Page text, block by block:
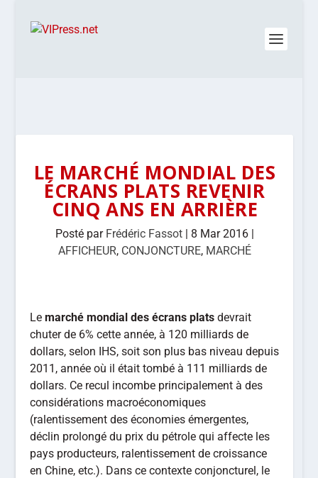
LE MARCHÉ MONDIAL DES
ÉCRANS PLATS REVENIR
CINQ ANS EN ARRIÈRE
Posté par Frédéric Fassot| 8 Mar 2016|
AFFICHEUR, CONJONCTURE, MARCHÉ
Lemarché mondial des écrans plats devrait
chuter de 6% cette année, à 120 milliards de
dollars, selon IHS, soit son plus bas niveau depuis
2011, année où il était tombé à 111 milliards de
dollars. Ce recul incombe principalement à des
considérations macroéconomiques
(ralentissement des économies émergentes,
déclin prolongé du prix du pétrole qui affecte les
pays producteurs, ralentissement de croissance
en Chine, etc.). Dans ce contexte conjoncturel, le